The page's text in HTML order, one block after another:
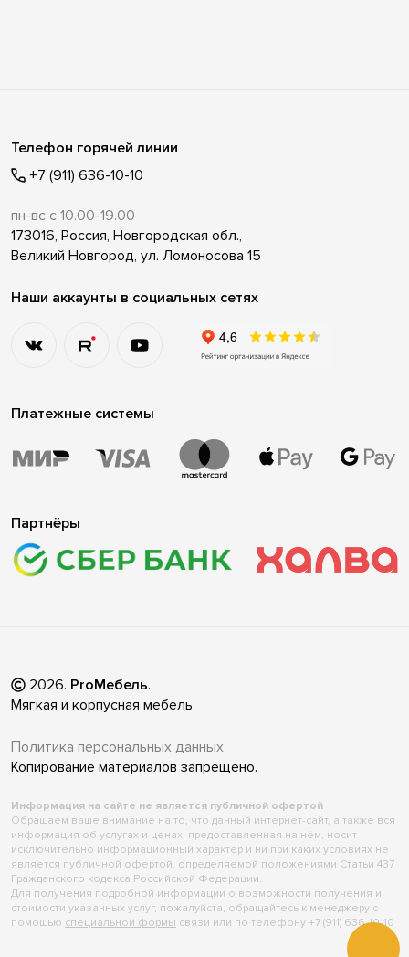
Телефон горячей линии
+7 (911) 636-10-10
пн-вс с 10.00-19.00
173016, Россия, Новгородская обл.,
Великий Новгород, ул. Ломоносова 15
Наши аккаунты в социальных сетях
Платежные системы
Партнёры
2026. ProМебель.
Мягкая и корпусная мебель
Политика персональных данных
Копирование материалов запрещено.
Информация на сайте не является публичной офертой
Обращаем ваше внимание на то, что данный интернет-сайт, а также вся
информация об услугах и ценах, предоставленная на нём, носит
исключительно информационный характер и ни при каких условиях не
является публичной офертой, определяемой положениями Статьи 437
Гражданского кодекса Российской Федерации.
Для получения подробной информации о возможности получения и
стоимости указанных услуг, пожалуйста, обращайтесь к менеджеру с
помощью специальной формы связи или по телефону +7 (911) 636-10-10